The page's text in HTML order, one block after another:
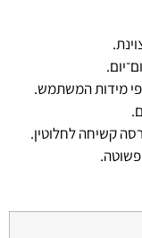
מידות המשתמש.
קשיחה לחלוטין.
פשוטה.